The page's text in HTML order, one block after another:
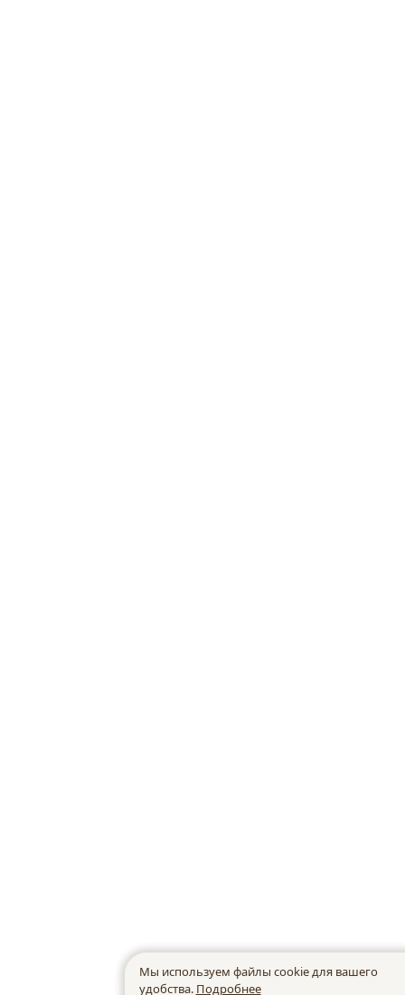
Мы используем файлы cookie для вашего
удобства. Подробнее